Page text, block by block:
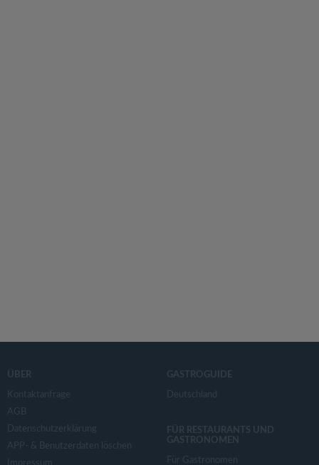
ÜBER
Kontaktanfrage
AGB
Datenschutzerklärung
APP- & Benutzerdaten löschen
GASTROGUIDE
Deutschland
FÜR RESTAURANTS UND
GASTRONOMEN
Für Gastronomen